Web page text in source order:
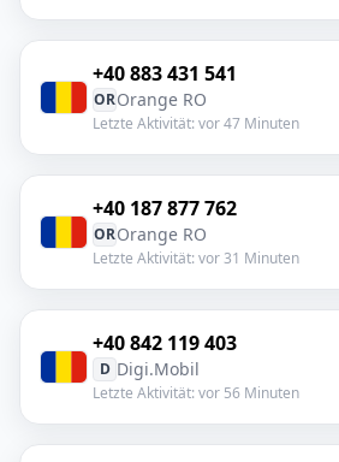
+40 883 431 541
OROrange RO
Letzte Aktivität: vor 47 Minuten
+40 187 877 762
OROrange RO
Letzte Aktivität: vor 31 Minuten
+40 842 119 403
D Digi.Mobil
Letzte Aktivität: vor 56 Minuten